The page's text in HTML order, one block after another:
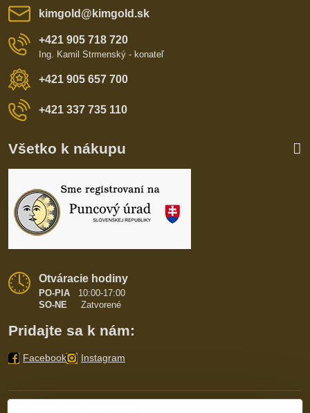
kimgold​@kimgold​.sk
+421 905 718 720
Ing. Kamil Strmenský - konateľ
+421 905 657 700
+421 337 735 110
Všetko k nákupu
Otváracie hodiny
PO-PIA
10:00-17:00
SO-NE Zatvorené
Pridajte sa k nám:
Facebook Instagram